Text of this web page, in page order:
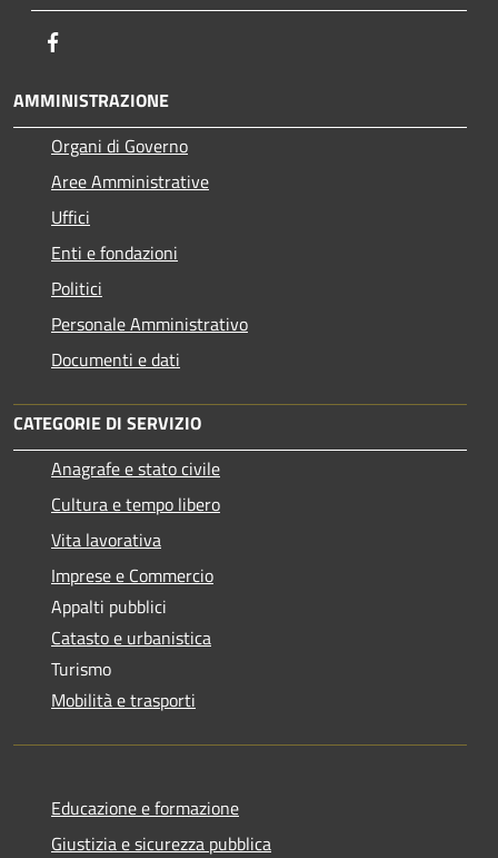
AMMINISTRAZIONE
Organi di Governo
Aree Amministrative
Uffici
Enti e fondazioni
Politici
Personale Amministrativo
Documenti e dati
CATEGORIE DI SERVIZIO
Anagrafe e stato civile
Cultura e tempo libero
Vita lavorativa
Imprese e Commercio
Appalti pubblici
Catasto e urbanistica
Turismo
Mobilità e trasporti
Educazione e formazione
Giustizia e sicurezza pubblica